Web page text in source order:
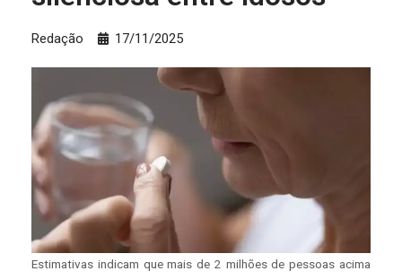
Redação 17/11/2025
Estimativas indicam que mais de 2 milhões de pessoas acima